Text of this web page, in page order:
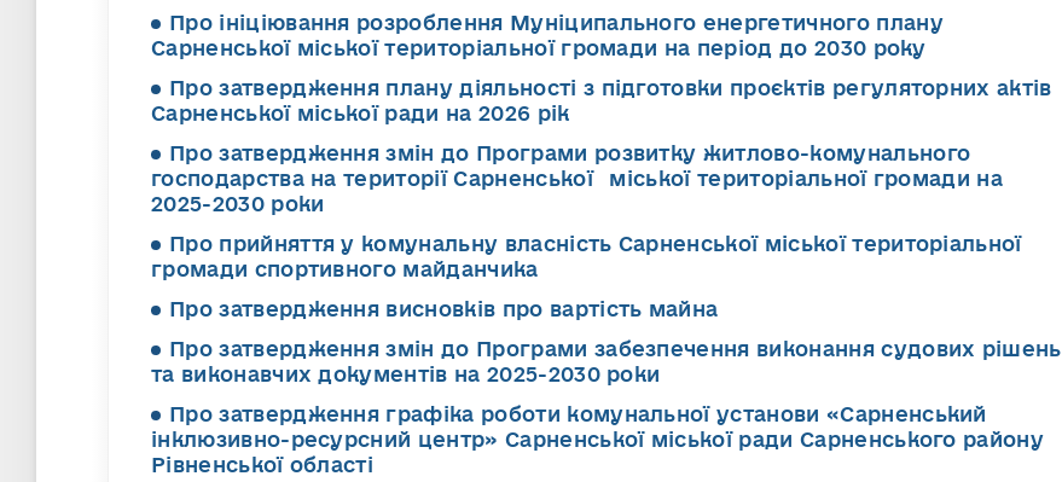
Про ініціювання розроблення Муніципального енергетичного плану
Сарненської міської територіальної громади на період до 2030 року
Про затвердження плану діяльності з підготовки проєктів регуляторних актів
Сарненської міської ради на 2026 рік
Про затвердження змін до Програми розвитку житлово-комунального
господарства на території Сарненської міської територіальної громади на
2025-2030 роки
Про прийняття у комунальну власність Сарненської міської територіальної
громади спортивного майданчика
Про затвердження висновків про вартість майна
Про затвердження змін до Програми забезпечення виконання судових рішень
та виконавчих документів на 2025-2030 роки
Про затвердження графіка роботи комунальної установи «Сарненський
інклюзивно-ресурсний центр» Сарненської міської ради Сарненського району
Рівненської області